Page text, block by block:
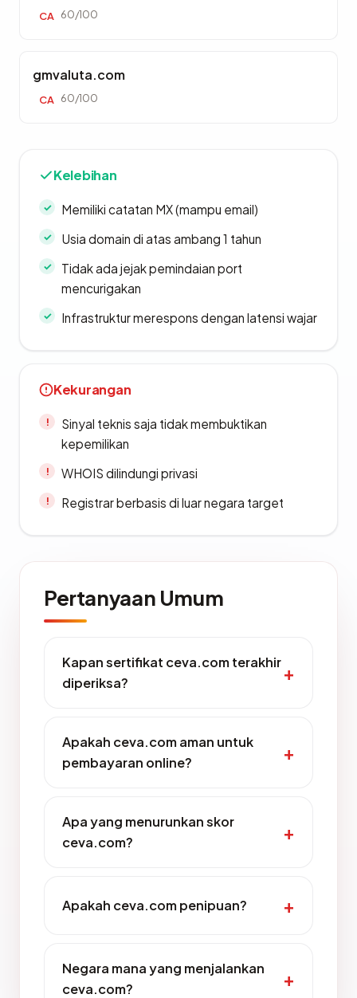
CA 60/100
gmvaluta.com
CA 60/100
Kelebihan
Memiliki catatan MX (mampu email)
Usia domain di atas ambang 1 tahun
Tidak ada jejak pemindaian port
mencurigakan
Infrastruktur merespons dengan latensi wajar
Kekurangan
Sinyal teknis saja tidak membuktikan
kepemilikan
WHOIS dilindungi privasi
Registrar berbasis di luar negara target
Pertanyaan Umum
Kapan sertifikat ceva.com terakhir
diperiksa?
Apakah ceva.com aman untuk
pembayaran online?
Apa yang menurunkan skor
ceva.com?
Apakah ceva.com penipuan?
Negara mana yang menjalankan
ceva.com?